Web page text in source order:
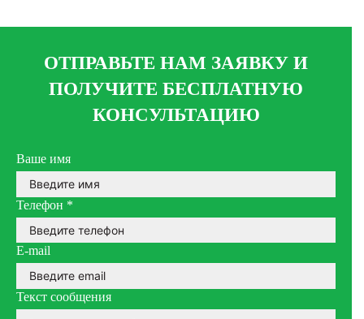
ОТПРАВЬТЕ НАМ ЗАЯВКУ И
ПОЛУЧИТЕ БЕСПЛАТНУЮ
КОНСУЛЬТАЦИЮ
Ваше имя
Телефон *
E-mail
Текст сообщения